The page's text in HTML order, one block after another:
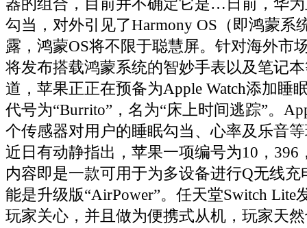
器的组合，目前并不确定它是…日前，华
勾当，对外引见了Harmony OS（即鸿蒙系
露，鸿蒙OS将不限于聪慧屏。针对海外市
将发布搭载鸿蒙系统的智妙手表以及笔记
道，苹果正正在预备为Apple Watch添加睡
代号为“Burrito”，名为“床上时间逃踪”。
个传感器对用户的睡眠勾当、心率及乐音
近日有动静指出，苹果一项编号为10，396
内容即是一款可用于为多设备进行Q无线
能是升级版“AirPower”。任天堂Switch Lite
玩家关心，并且做为便携式从机，玩家天